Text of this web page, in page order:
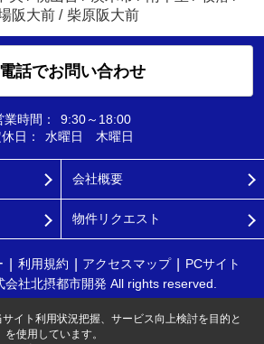
阪大前 / 柴原阪大前
電話でお問い合わせ
業時間：
9:30～18:00
日：
水曜日 木曜日
会社概要
物件リクエスト
利用規約 アクセスマップ
PCサイト
会社北摂都市開発 All rights reserved.
イト利用状況把握、サービス向上検討を目的と
使用しています。